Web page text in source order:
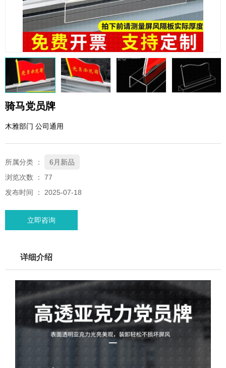
xybp@qq.com
骑马党员牌
木雅部门 公司通用
所属分类 ：
6月新品
浏览次数 ： 77
发布时间 ： 2025-07-18
立即咨询
详细介绍